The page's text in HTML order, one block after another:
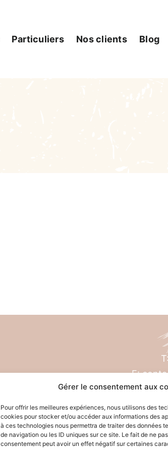
Gérer le consentement aux
Pour offrir les meilleures expériences, nous utilisons des
cookies pour stocker et/ou accéder aux informations des
à ces technologies nous permettra de traiter des données
de navigation ou les ID uniques sur ce site. Le fait de ne
consentement peut avoir un effet négatif sur certaines
Particuliers Nos clients Blog
E: